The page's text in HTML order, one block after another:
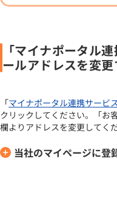
「マイナポータル
ールアドレスを変
「マイナポータル連携サービ
クリックしてください。「お
欄よりアドレスを変更してくだ
当社のマイページに登